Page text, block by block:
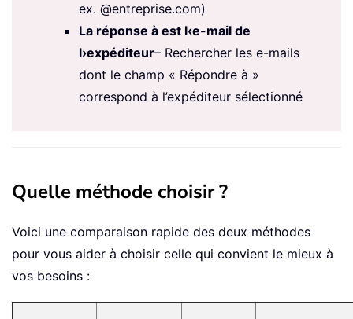
ex. @entreprise.com)
La réponse à est l‹e-mail de
l›expéditeur– Rechercher les e-mails
dont le champ « Répondre à »
correspond à l’expéditeur sélectionné
Quelle méthode choisir ?
Voici une comparaison rapide des deux méthodes
pour vous aider à choisir celle qui convient le mieux à
vos besoins :